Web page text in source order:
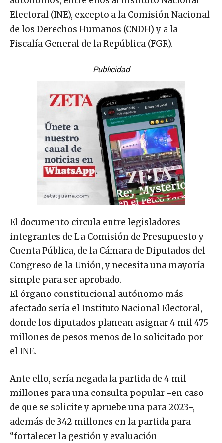
Electoral (INE), excepto a la Comisión Nacional
de los Derechos Humanos (CNDH) y a la
Fiscalía General de la República (FGR).
Publicidad
El documento circula entre legisladores
integrantes de La Comisión de Presupuesto y
Cuenta Pública, de la Cámara de Diputados del
Congreso de la Unión, y necesita una mayoría
simple para ser aprobado.
El órgano constitucional autónomo más
afectado sería el Instituto Nacional Electoral,
donde los diputados planean asignar 4 mil 475
millones de pesos menos de lo solicitado por
el INE.
Ante ello, sería negada la partida de 4 mil
millones para una consulta popular -en caso
de que se solicite y apruebe una para 2023-,
además de 342 millones en la partida para
“fortalecer la gestión y evaluación